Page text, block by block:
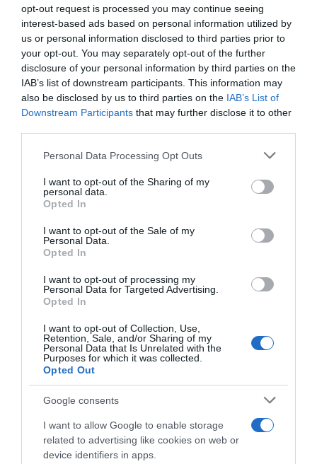
opt-out request is processed you may continue seeing
interest-based ads based on personal information utilized by
us or personal information disclosed to third parties prior to
your opt-out. You may separately opt-out of the further
disclosure of your personal information by third parties on the
IAB’s list of downstream participants. This information may
also be disclosed by us to third parties on the IAB’s List of
Downstream Participants that may further disclose it to other
Please note that this website/app uses one or more Google
not limited to your visit or usage behaviour. You may click to
grant or deny consent to Google and its third-party tags to
use your data for below specified purposes in below Google
consent section.
Personal Data Processing Opt Outs
I want to opt-out of the Sharing of my
personal data.
Opted In
I want to opt-out of the Sale of my
Personal Data.
Opted In
I want to opt-out of processing my
Personal Data for Targeted Advertising.
Opted In
I want to opt-out of Collection, Use,
Retention, Sale, and/or Sharing of my
Personal Data that Is Unrelated with the
Purposes for which it was collected.
Opted Out
Google consents
I want to allow Google to enable storage
related to advertising like cookies on web or
device identifiers in apps.
ΕΛΛΑΔΑ